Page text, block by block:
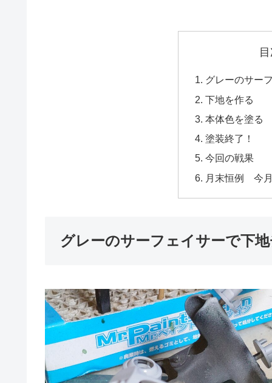
グレーのサー
下地を作る
本体色を塗る
塗装終了！
今回の戦果
月末恒例 今
グレーのサーフェイサーで下